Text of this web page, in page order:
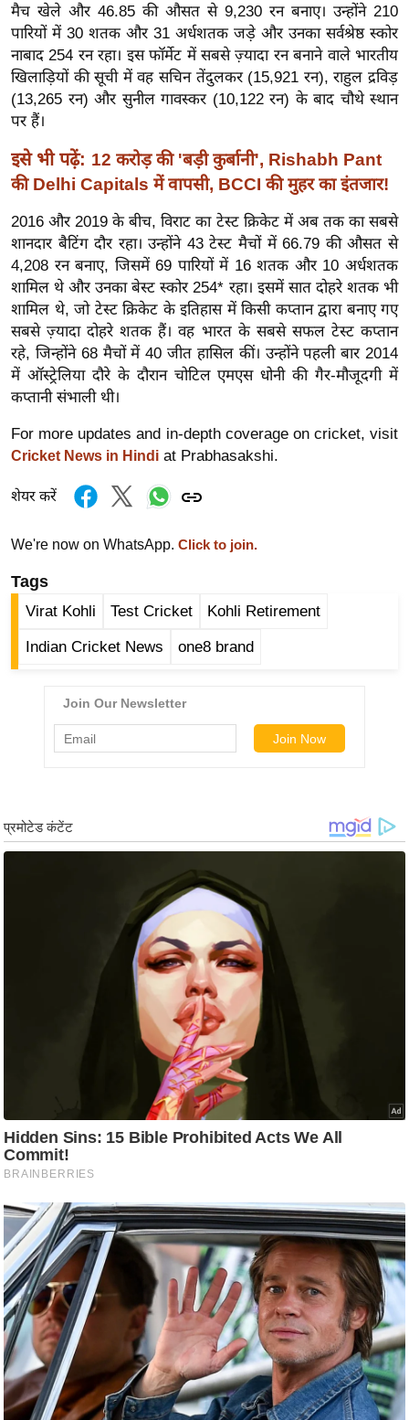
हि
त्य
ज
ग
त
ऑ
टो
व
न्यू
ज
ब्री
फ
म
नो
ज
न
ज
त
ली
वु
ड
ली
क्षा
B
ला
इ
स्टा
इ
ल
टे
क्नॉ
लॉ
जी
ब्यू
टी
मैच खेले और 46.85 की औसत से 9,230 रन बनाए। उन्होंने 210
पारियों में 30 शतक और 31 अर्धशतक जड़े और उनका सर्वश्रेष्ठ स्कोर
नाबाद 254 रन रहा। इस फॉर्मेट में सबसे ज़्यादा रन बनाने वाले भारतीय
खिलाड़ियों की सूची में वह सचिन तेंदुलकर (15,921 रन), राहुल द्रविड़
(13,265 रन) और सुनील गावस्कर (10,122 रन) के बाद चौथे स्थान
पर हैं।
इसे भी पढ़ें: 12 करोड़ की 'बड़ी कुर्बानी', Rishabh Pant
की Delhi Capitals में वापसी, BCCI की मुहर का इंतजार!
2016 और 2019 के बीच, विराट का टेस्ट क्रिकेट में अब तक का सबसे
शानदार बैटिंग दौर रहा। उन्होंने 43 टेस्ट मैचों में 66.79 की औसत से
4,208 रन बनाए, जिसमें 69 पारियों में 16 शतक और 10 अर्धशतक
शामिल थे और उनका बेस्ट स्कोर 254* रहा। इसमें सात दोहरे शतक भी
शामिल थे, जो टेस्ट क्रिकेट के इतिहास में किसी कप्तान द्वारा बनाए गए
सबसे ज़्यादा दोहरे शतक हैं। वह भारत के सबसे सफल टेस्ट कप्तान
रहे, जिन्होंने 68 मैचों में 40 जीत हासिल कीं। उन्होंने पहली बार 2014
में ऑस्ट्रेलिया दौरे के दौरान चोटिल एमएस धोनी की गैर-मौजूदगी में
कप्तानी संभाली थी।
For more updates and in-depth coverage on cricket, visit
Cricket News in Hindi at Prabhasakshi.
शेयर करें
We're now on WhatsApp. Click to join.
Tags
Virat Kohli Test Cricket Kohli Retirement
Indian Cricket News one8 brand